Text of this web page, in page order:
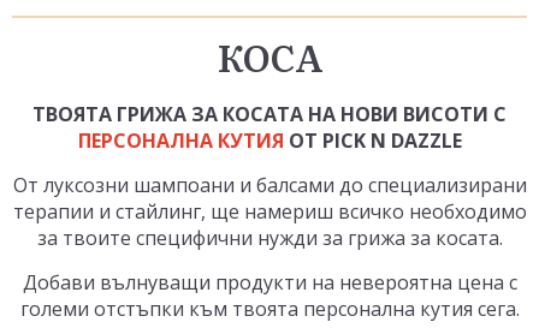
КОСА
ТВОЯТА ГРИЖА ЗА КОСАТА НА НОВИ ВИСОТИ С
ПЕРСОНАЛНА КУТИЯ ОТ PICK N DAZZLE
От луксозни шампоани и балсами до специализирани
терапии и стайлинг, ще намериш всичко необходимо
за твоите специфични нужди за грижа за косата.
Добави вълнуващи продукти на невероятна цена с
големи отстъпки към твоята персонална кутия сега.